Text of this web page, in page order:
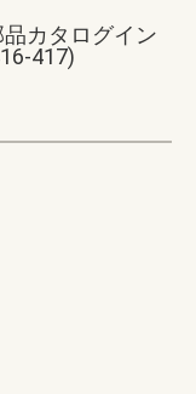
カタログイン
417)